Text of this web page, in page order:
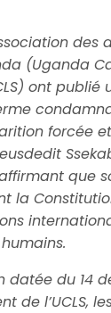
des
(Uganda
ont publié
forcée
que
la
datée du 14
de l’UCLS,